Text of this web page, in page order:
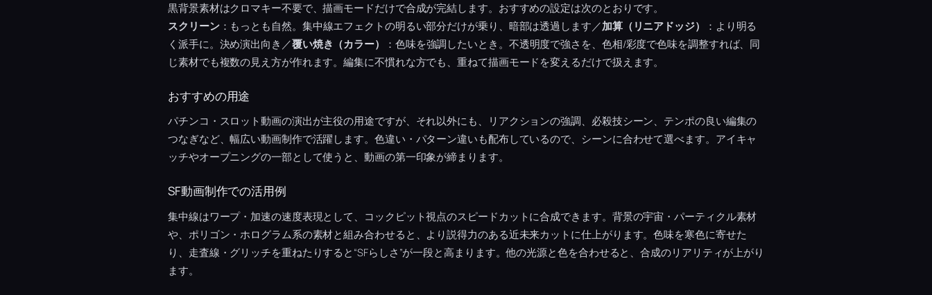
黒背景素材はクロマキー不要で、描画モードだけで合成が完結します。おすすめの設定は次のとおりです。
スクリーン：もっとも自然。集中線エフェクトの明るい部分だけが乗り、暗部は透過します／加算（リニアドッジ）
：より明る
く派手に。決め演出向き／覆い焼き（カラー）
：色味を強調したいとき。不透明度で強さを、色相/彩度で色味を調整すれば、同
じ素材でも複数の見え方が作れます。編集に不慣れな方でも、重ねて描画モードを変えるだけで扱えます。
おすすめの用途
パチンコ・スロット動画の演出が主役の用途ですが、それ以外にも、リアクションの強調、必殺技シーン、テンポの良い編集の
つなぎなど、幅広い動画制作で活躍します。色違い・パターン違いも配布しているので、シーンに合わせて選べます。アイキャ
ッチやオープニングの一部として使うと、動画の第一印象が締まります。
SF動画制作での活用例
集中線はワープ・加速の速度表現として、コックピット視点のスピードカットに合成できます。背景の宇宙・パーティクル素材
や、ポリゴン・ホログラム系の素材と組み合わせると、より説得力のある近未来カットに仕上がります。色味を寒色に寄せた
り、走査線・グリッチを重ねたりすると“SFらしさ”が一段と高まります。他の光源と色を合わせると、合成のリアリティが上がり
ます。